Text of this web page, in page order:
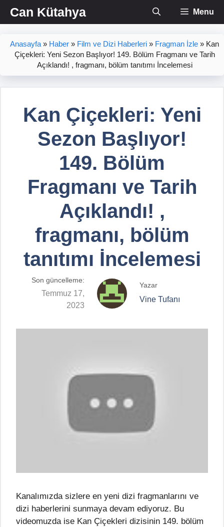
İçeriğe
atlaCan Kütahya Menu
Anasayfa » Haber » Film ve Dizi Haberleri » Fragman İzle » Kan
Çiçekleri: Yeni Sezon Başlıyor! 149. Bölüm Fragmanı ve Tarih
Açıklandı! , fragmanı, bölüm tanıtımı İncelemesi
Kan Çiçekleri: Yeni
Sezon Başlıyor!
149. Bölüm
Fragmanı ve Tarih
Açıklandı! ,
fragmanı, bölüm
tanıtımı İncelemesi
Son güncelleme:
Temmuz 17,
2023
Yazar
Vine Tufanı
Kanalımızda sizlere en yeni dizi fragmanlarını ve
dizi haberlerini sunmaya devam ediyoruz. Bu
videomuzda ise Kan Çiçekleri dizisinin 149. bölüm